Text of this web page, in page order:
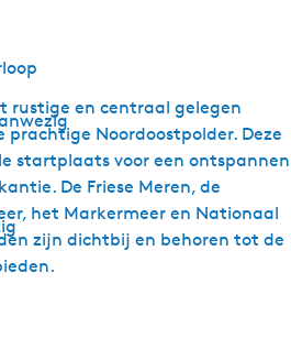
rustige en centraal gelegen
prachtige Noordoostpolder. Deze
startplaats voor een ontspannen
De Friese Meren, de
het Markermeer en Nationaal
zijn dichtbij en behoren tot de